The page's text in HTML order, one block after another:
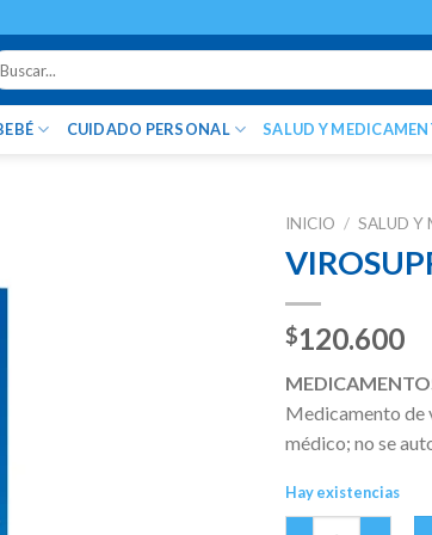
CUIDADO PERSONAL SALUD Y
INICIO / SALUD Y
$120.600
Medicamento de
médico; no se
Hay existencias
VIROSUPRIL